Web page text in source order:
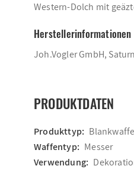
Western-Dolch mit
Herstellerinformationen
Joh.Vogler GmbH,
PRODUKTDATEN
Produkttyp:
Waffentyp: Messer
Verwendung: